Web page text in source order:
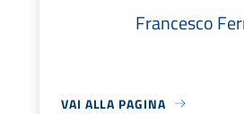
Francesco
VAI ALLA PAGINA